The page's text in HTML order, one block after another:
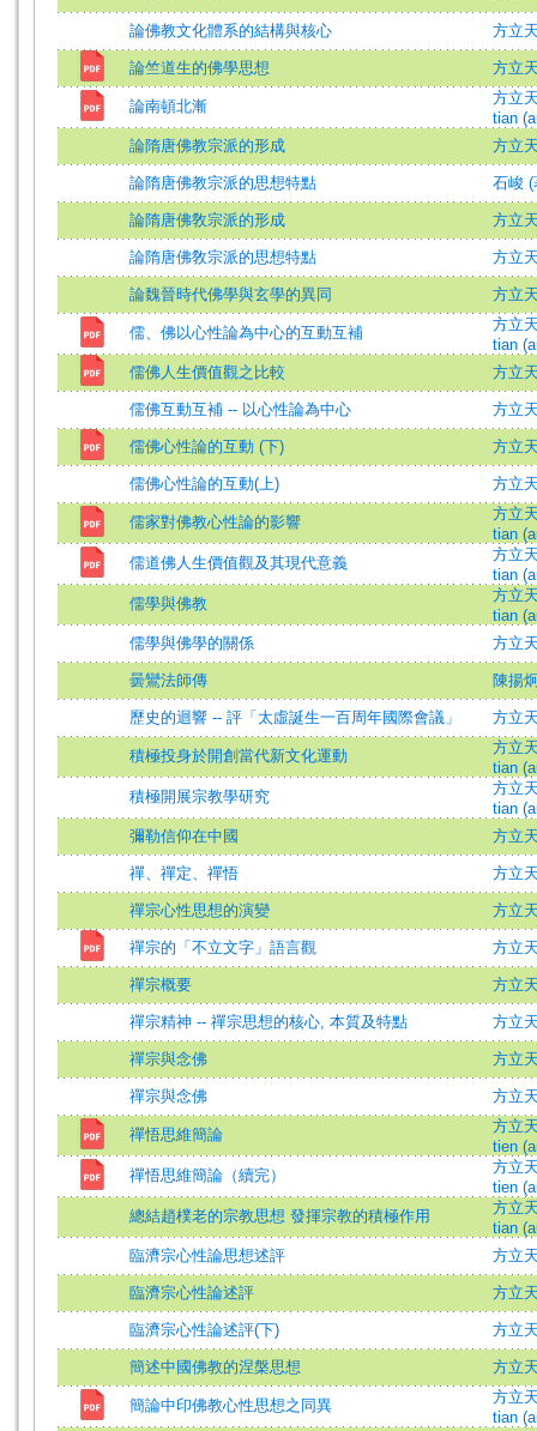
論佛教文化體系的結構與核心 方立
論竺道生的佛學思想 方立
論南頓北漸
方立
tian
論隋唐佛教宗派的形成
方立
論隋唐佛教宗派的思想特點 石峻 (
論隋唐佛敎宗派的形成 方立
論隋唐佛敎宗派的思想特點 方立
論魏晉時代佛學與玄學的異同 方立
儒、佛以心性論為中心的互動互補
方立
tian
儒佛人生價值觀之比較
方立
儒佛互動互補 -- 以心性論為中心 方立
儒佛心性論的互動 (下) 方立
儒佛心性論的互動(上) 方立
儒家對佛教心性論的影響
方立
tian
儒道佛人生價值觀及其現代意義
方立
tian
儒學與佛教
方立
tian
儒學與佛學的關係
方立
曇鸞法師傳 陳揚
歷史的迴響 -- 評「太虛誕生一百周年國際會議」 方立
積極投身於開創當代新文化運動
方立
tian
積極開展宗教學研究
方立
tian
彌勒信仰在中國
方立
禪、禪定、禪悟 方立
禪宗心性思想的演變 方立
禪宗的「不立文字」語言觀 方立
禪宗概要 方立
禪宗精神 -- 禪宗思想的核心, 本質及特點 方立
禪宗與念佛 方立
禪宗與念佛 方立
禪悟思維簡論
方立
tien
禪悟思維簡論（續完）
方立
tien
總結趙樸老的宗教思想 發揮宗教的積極作用
方立
tian
臨濟宗心性論思想述評
方立
臨濟宗心性論述評 方立
臨濟宗心性論述評(下) 方立
簡述中國佛教的涅槃思想 方立
簡論中印佛教心性思想之同異
方立
tian